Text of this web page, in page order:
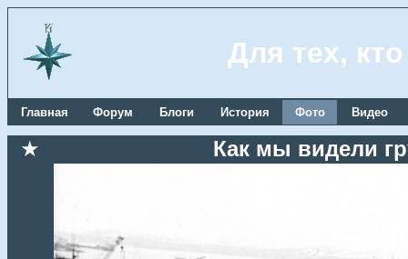
Для тех,
Главная Форум Блоги История Фото Видео
★ Как мы видели